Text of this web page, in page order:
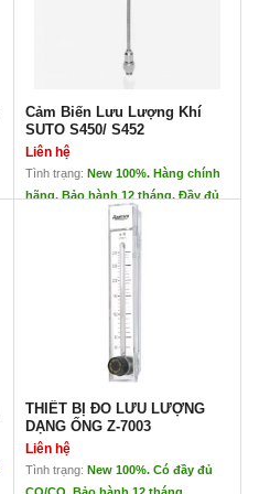
Cảm Biến Lưu Lượng Khí
SUTO S450/ S452
Liên hệ
Tình trạng: New 100%. Hàng chính
hãng. Bảo hành 12 tháng. Đầy đủ
Cảm Biến Lưu Lượng Khí
SUTO S450/ S452
Cảm Biến Lưu Lượng khí
SUTO S 450/ S 452
Xuất xứ: Suto – Đức
Đo trực tiếp lưu lượng tức
thời, lưu lượng tổng mà
không cần bù áp suất
Dải kích thước rộng hỗ trợ
cho loại cắm thẳng với
những ống có đường kính
lớn và loại trên ống với
những ống có đường kính
THIẾT BỊ ĐO LƯU LƯỢNG
DẠNG ỐNG Z-7003
Liên hệ
Tình trạng: New 100%. Có đầy đủ